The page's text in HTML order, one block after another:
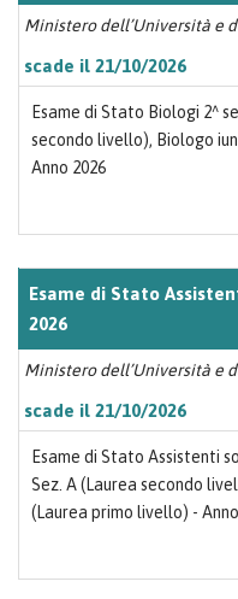
Ministero dell’Università e
scade il 21/10/2026
Esame di Stato Biologi 2^
secondo livello), Biologo
Anno 2026
Esame di Stato
2026
Ministero dell’Università e
scade il 21/10/2026
Esame di Stato Assistenti
Sez. A (Laurea secondo
(Laurea primo livello) -